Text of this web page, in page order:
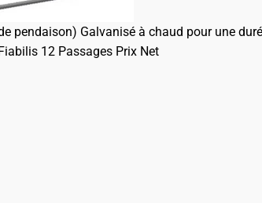
pendaison) Galvanisé à chaud pour une
12 Passages Prix Net